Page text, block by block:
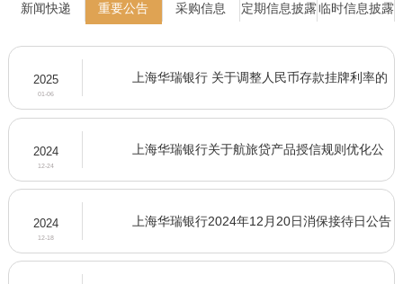
新闻快递 重要公告 采购信息 定期信息披露临时信息披露
2025
01-06
上海华瑞银行 关于调整人民币存款挂牌利率的
2024
12-24
上海华瑞银行关于航旅贷产品授信规则优化公
2024
12-18
上海华瑞银行2024年12月20日消保接待日公告